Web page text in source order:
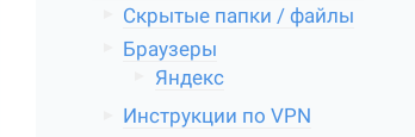
Скрытые папки / файлы
Браузеры
Яндекс
Инструкции по VPN